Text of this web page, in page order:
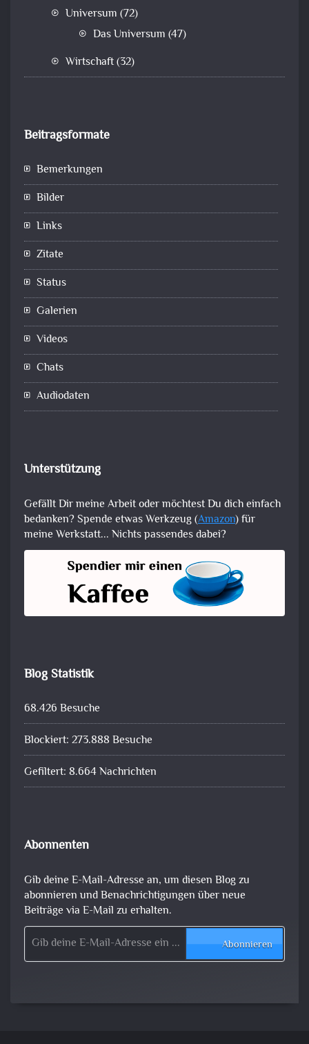
Universum (72)
Das Universum (47)
Wirtschaft(32)
Beitragsformate
Bemerkungen
Bilder
Links
Zitate
Status
Galerien
Videos
Chats
Audiodaten
Unterstützung
Gefällt Dir meine Arbeit oder möchtest Du dich einfach
bedanken? Spende etwas Werkzeug (Amazon) für
meine Werkstatt... Nichts passendes dabei?
Blog Statistik
68.426 Besuche
Blockiert: 273.888 Besuche
Gefiltert: 8.664 Nachrichten
Abonnenten
Gib deine E-Mail-Adresse an, um diesen Blog zu
abonnieren und Benachrichtigungen über neue
Beiträge via E-Mail zu erhalten.
Gib deine E-Mail-Adresse ein ...
Abonnieren